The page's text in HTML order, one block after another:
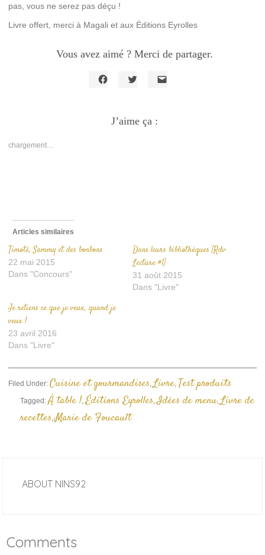
pas, vous ne serez pas déçu !
Livre offert, merci à Magali et aux Éditions Eyrolles
Vous avez aimé ? Merci de partager.
Facebook(ouvre
dans
Twitter(ouvre
dans
J’aime ça :
chargement…
Articles similaires
Timoté, Sammy et des bonbons
22 mai 2015
Dans "Concours"
Dans leurs bibliothèques [Rdv
Lecture #1]
31 août 2015
Dans "Livre"
Je retiens ce que je veux, quand je
veux !
23 avril 2016
Dans "Livre"
Filed Under:Cuisine et gourmandises,Livre, Test produits
Tagged:À table !,Éditions Eyrolles,Idées de menu,Livre de
recettes,Marie de Foucault
ABOUT NINS92
Comments